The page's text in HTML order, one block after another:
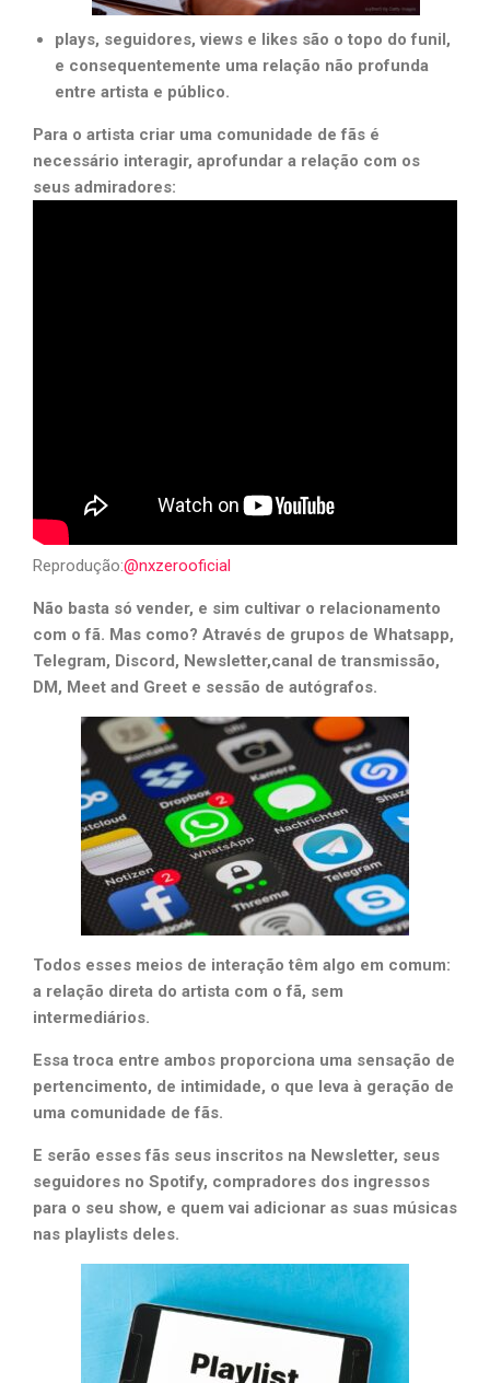
plays, seguidores, views e likes são o topo do funil,
e consequentemente uma relação não profunda
entre artista e público.
Para o artista criar uma comunidade de fãs é
necessário interagir, aprofundar a relação com os
seus admiradores:
Reprodução:@nxzerooficial
Não basta só vender, e sim cultivar o relacionamento
com o fã. Mas como? Através de grupos de Whatsapp,
Telegram, Discord, Newsletter,canal de transmissão,
DM, Meet and Greet e sessão de autógrafos.
Todos esses meios de interação têm algo em comum:
a relação direta do artista com o fã, sem
intermediários.
Essa troca entre ambos proporciona uma sensação de
pertencimento, de intimidade, o que leva à geração de
uma comunidade de fãs.
E serão esses fãs seus inscritos na Newsletter, seus
seguidores no Spotify, compradores dos ingressos
para o seu show, e quem vai adicionar as suas músicas
nas playlists deles.